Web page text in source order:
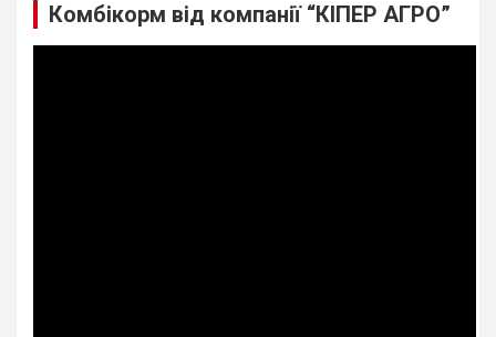
Комбікорм від компанії “КІПЕР АГРО”